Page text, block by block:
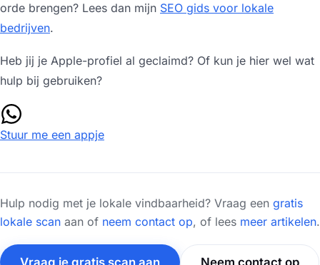
orde brengen? Lees dan mijn SEO gids voor lokale
bedrijven.
Heb jij je Apple-profiel al geclaimd? Of kun je hier wel wat
hulp bij gebruiken?
Stuur me een appje
Hulp nodig met je lokale vindbaarheid? Vraag een gratis
lokale scan aan of neem contact op, of lees meer artikelen.